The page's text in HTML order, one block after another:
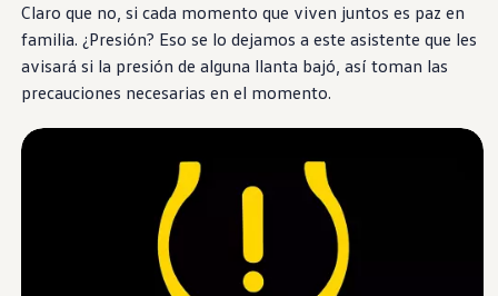
Campañas de Recall
Precios de Mantenimientos
Etiquetado de Eficiencia Energética
Campaña de recall Airbags Takata
Noticias
Nuevo Taos
Espacio y tecnología en tu camino
Claro que no, si cada momento que viven juntos es paz en
familia. ¿Presión? Eso se lo dejamos a este asistente que les
avisará si la presión de alguna llanta bajó, así toman las
precauciones necesarias en el momento.